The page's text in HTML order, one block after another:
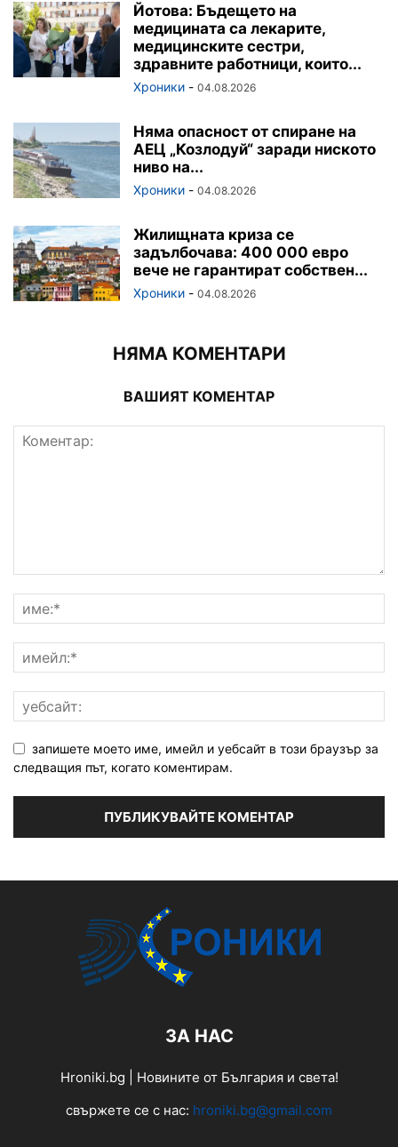
Йотова: Бъдещето на
медицината са лекарите,
медицинските сестри,
здравните работници, които...
Хроники - 04.08.2026
Няма опасност от спиране на
АЕЦ „Козлодуй“ заради ниското
ниво на...
Хроники - 04.08.2026
Жилищната криза се
задълбочава: 400 000 евро
вече не гарантират собствен...
Хроники - 04.08.2026
НЯМА КОМЕНТАРИ
ВАШИЯТ КОМЕНТАР
запишете моето име, имейл и уебсайт в този браузър за
следващия път, когато коментирам.
ЗА НАС
Hroniki.bg | Новините от България и света!
свържете се с нас: hroniki.bg@gmail.com